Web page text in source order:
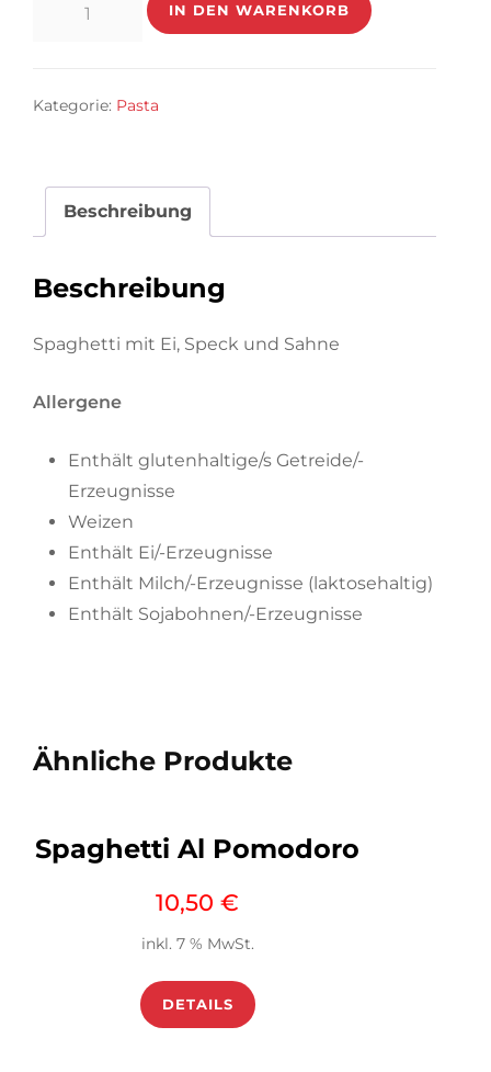
IN DEN WARENKORB
Kategorie: Pasta
Beschreibung
Beschreibung
Spaghetti mit Ei, Speck und Sahne
Allergene
Enthält glutenhaltige/s Getreide/-
Erzeugnisse
Weizen
Enthält Ei/-Erzeugnisse
Enthält Milch/-Erzeugnisse (laktosehaltig)
Enthält Sojabohnen/-Erzeugnisse
Ähnliche Produkte
Spaghetti Al Pomodoro
10,50 €
inkl. 7 % MwSt.
DETAILS